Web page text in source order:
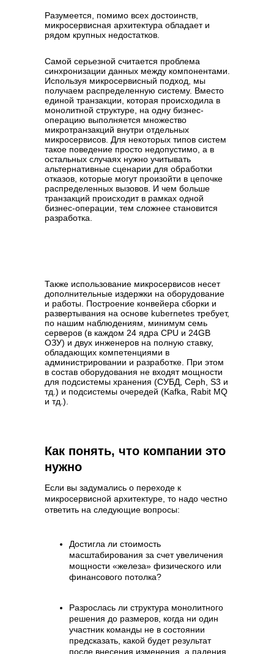
Самой серьезной считается проблема
синхронизации данных между компонентами.
Используя микросервисный подход, мы
получаем распределенную систему. Вместо
единой транзакции, которая происходила в
монолитной структуре, на одну бизнес-
операцию выполняется множество
микротранзакций внутри отдельных
микросервисов. Для некоторых типов систем
такое поведение просто недопустимо, а в
остальных случаях нужно учитывать
альтернативные сценарии для обработки
отказов, которые могут произойти в цепочке
распределенных вызовов. И чем больше
транзакций происходит в рамках одной
бизнес-операции, тем сложнее становится
разработка.
Как понять, что компании это
нужно
Если вы задумались о переходе к
микросервисной архитектуре, то надо честно
ответить на следующие вопросы:
Также использование микросервисов несет
дополнительные издержки на оборудование
и работы. Построение конвейера сборки и
развертывания на основе kubernetes требует,
по нашим наблюдениям, минимум семь
серверов (в каждом 24 ядра CPU и 24GB
ОЗУ) и двух инженеров на полную ставку,
обладающих компетенциями в
администрировании и разработке. При этом
в состав оборудования не входят мощности
для подсистемы хранения (СУБД, Ceph, S3 и
тд.) и подсистемы очередей (Kafka, Rabit MQ
и тд.).
Достигла ли стоимость
масштабирования за счет увеличения
мощности «железа» физического или
финансового потолка?
Разрослась ли структура монолитного
решения до размеров, когда ни один
участник команды не в состоянии
предсказать, какой будет результат
после внесения изменения, а падения
Разумеется, помимо всех достоинств,
микросервисная архитектура обладает и
рядом крупных недостатков.
Подпишитесь
на рассылку для бизнеса
Полезные материалы и актуальные
новости без воды у вас на почте
Я принимаю условия Пользовательского
соглашенияи Политики в отношении
обработки персональных данных
соглашаюсь получать рекламные